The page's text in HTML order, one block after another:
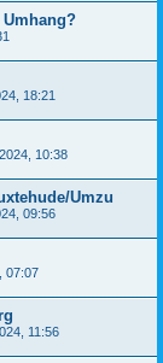
18:21
10:38
Umzu
09:56
07:07
11:56